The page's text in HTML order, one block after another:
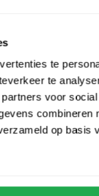
te
te
voor
combineren
op basis